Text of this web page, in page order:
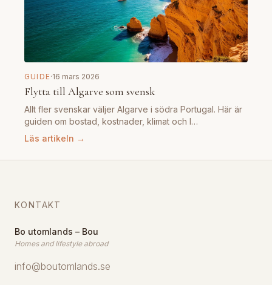
GUIDE·16 mars 2026
Flytta till Algarve som svensk
Allt fler svenskar väljer Algarve i södra Portugal. Här är
guiden om bostad, kostnader, klimat och l…
Läs artikeln →
KONTAKT
Bo utomlands – Bou
Homes and lifestyle abroad
info@boutomlands.se